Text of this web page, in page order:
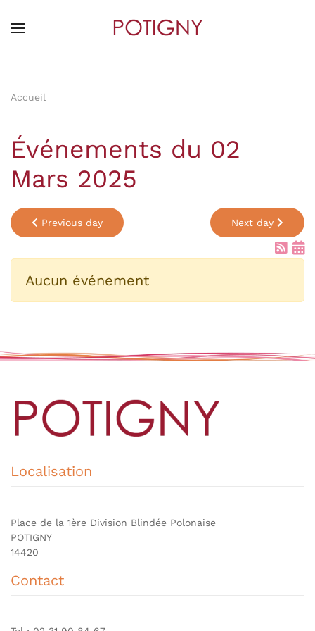
content
Accueil
Événements du 02
Mars 2025
Previous day Next day
Aucun événement
Localisation
Place de la 1ère Division Blindée Polonaise
POTIGNY
14420
Contact